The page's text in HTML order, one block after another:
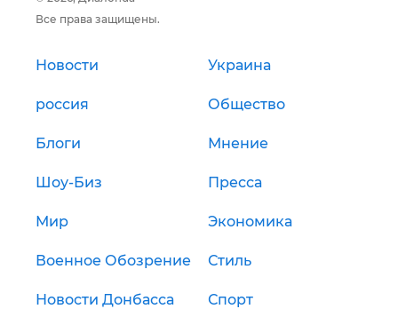
Все права защищены.
Новости Украина
россия Общество
Блоги Мнение
Шоу-Биз Пресса
Мир Экономика
Военное Обозрение Стиль
Новости Донбасса Спорт